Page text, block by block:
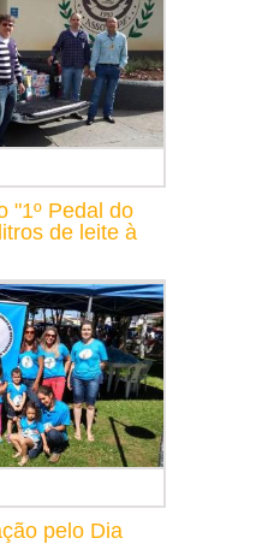
"1º Pedal do
de leite à
pelo Dia